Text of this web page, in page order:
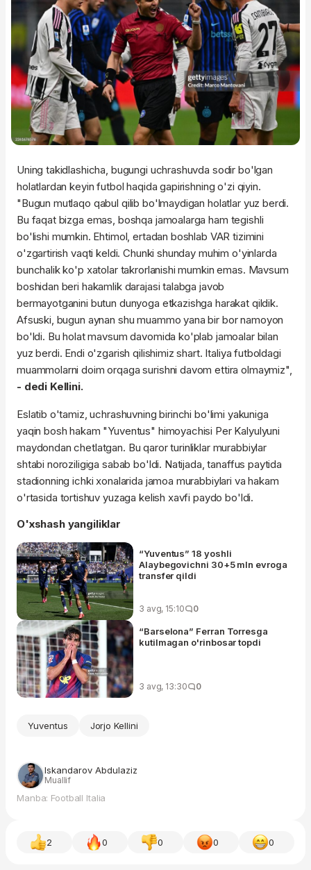
Uning takidlashicha, bugungi uchrashuvda sodir bo'lgan
holatlardan keyin futbol haqida gapirishning o'zi qiyin.
"Bugun mutlaqo qabul qilib bo'lmaydigan holatlar yuz berdi.
Bu faqat bizga emas, boshqa jamoalarga ham tegishli
bo'lishi mumkin. Ehtimol, ertadan boshlab VAR tizimini
o'zgartirish vaqti keldi. Chunki shunday muhim o'yinlarda
bunchalik ko'p xatolar takrorlanishi mumkin emas. Mavsum
boshidan beri hakamlik darajasi talabga javob
bermayotganini butun dunyoga etkazishga harakat qildik.
Afsuski, bugun aynan shu muammo yana bir bor namoyon
bo'ldi. Bu holat mavsum davomida ko'plab jamoalar bilan
yuz berdi. Endi o'zgarish qilishimiz shart. Italiya futboldagi
muammolarni doim orqaga surishni davom ettira olmaymiz",
- dedi Kellini.
Eslatib o'tamiz, uchrashuvning birinchi bo'limi yakuniga
yaqin bosh hakam "Yuventus" himoyachisi Per Kalyulyuni
maydondan chetlatgan. Bu qaror turinliklar murabbiylar
shtabi noroziligiga sabab bo'ldi. Natijada, tanaffus paytida
stadionning ichki xonalarida jamoa murabbiylari va hakam
o'rtasida tortishuv yuzaga kelish xavfi paydo bo'ldi.
O'xshash yangiliklar
“Yuventus” 18 yoshli
Alaybegovichni 30+5 mln evroga
transfer qildi
3 avg, 15:10 0
“Barselona” Ferran Torresga
kutilmagan o'rinbosar topdi
3 avg, 13:30 0
Yuventus Jorjo Kellini
Iskandarov Abdulaziz
Muallif
Manba: Football Italia
2 0 0 0 0